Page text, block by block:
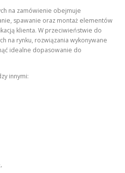
na zamówienie obejmuje
spawanie oraz montaż elementów
klienta. W przeciwieństwie do
na rynku, rozwiązania wykonywane
idealne dopasowanie do
innymi: